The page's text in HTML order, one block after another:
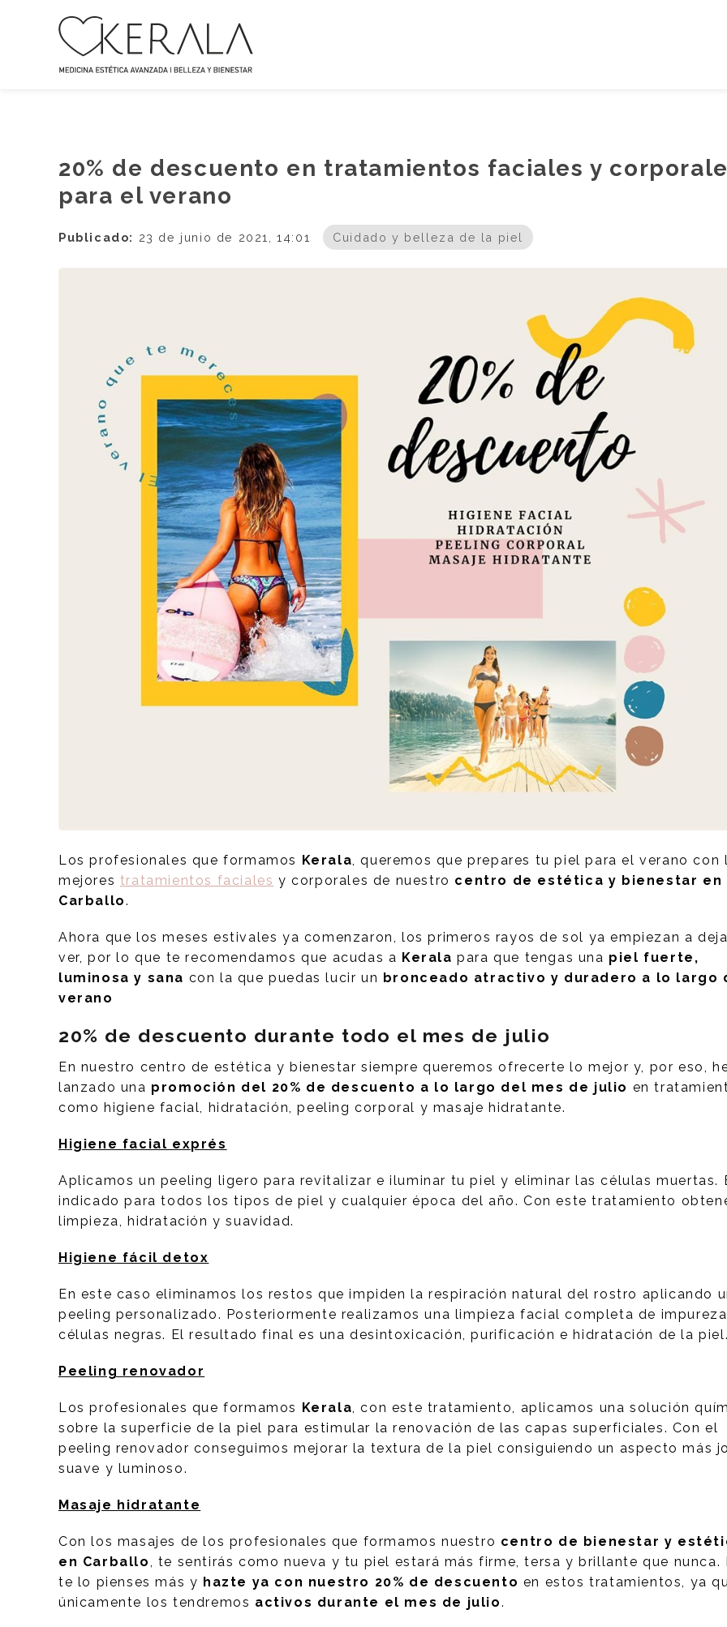
20% de descuento en tratamientos faciales y
para el verano
Publicado: 23 de junio de 2021, 14:01 Cuidado y belleza de la piel
Los profesionales que formamos Kerala, queremos que prepares tu piel para el verano con
mejores tratamientos faciales y corporales de nuestro centro de estética y bienestar en
Carballo.
Ahora que los meses estivales ya comenzaron, los primeros rayos de sol ya empiezan a
ver, por lo que te recomendamos que acudas a Kerala para que tengas una piel fuerte,
luminosa y sana con la que puedas lucir un bronceado atractivo y duradero a lo largo
verano
20% de descuento durante todo el mes de julio
En nuestro centro de estética y bienestar siempre queremos ofrecerte lo mejor y, por eso,
lanzado una promoción del 20% de descuento a lo largo del mes de julio en
como higiene facial, hidratación, peeling corporal y masaje hidratante.
Higiene facial exprés
Aplicamos un peeling ligero para revitalizar e iluminar tu piel y eliminar las células muertas.
indicado para todos los tipos de piel y cualquier época del año. Con este tratamiento
limpieza, hidratación y suavidad.
Higiene fácil detox
En este caso eliminamos los restos que impiden la respiración natural del rostro aplicando
peeling personalizado. Posteriormente realizamos una limpieza facial completa de
células negras. El resultado final es una desintoxicación, purificación e hidratación de la piel.
Peeling renovador
Los profesionales que formamos Kerala , con este tratamiento, aplicamos una solución
sobre la superficie de la piel para estimular la renovación de las capas superficiales. Con el
peeling renovador conseguimos mejorar la textura de la piel consiguiendo un aspecto más
suave y luminoso.
Masaje hidratante
Con los masajes de los profesionales que formamos nuestro centro de bienestar y
en Carballo
, te sentirás como nueva y tu piel estará más firme, tersa y brillante que nunca.
te lo pienses más y hazte ya con nuestro 20% de descuento en estos tratamientos, ya
únicamente los tendremos activos durante el mes de julio.